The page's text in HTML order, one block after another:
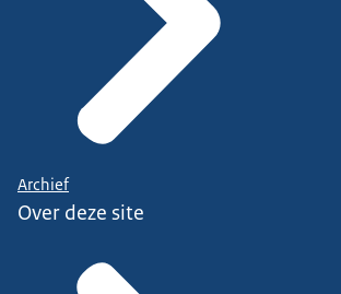
Archief
Over deze site